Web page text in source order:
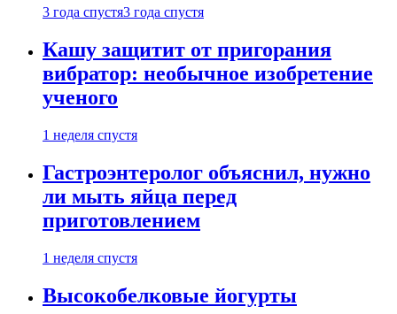
3 года спустя3 года спустя
Кашу защитит от пригорания
вибратор: необычное изобретение
ученого
1 неделя спустя
Гастроэнтеролог объяснил, нужно
ли мыть яйца перед
приготовлением
1 неделя спустя
Высокобелковые йогурты